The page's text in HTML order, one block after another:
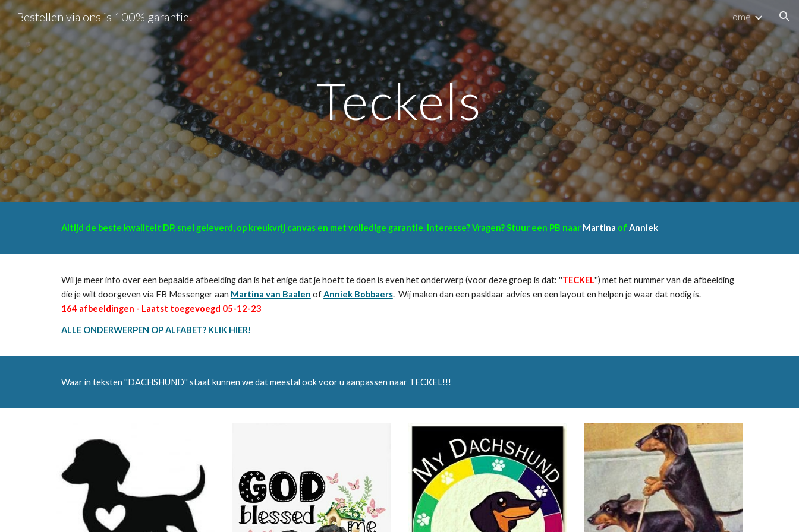
Skip to main content Skip to navigation
Bestellen via ons is 100% garantie! Home
Teckels
Altijd de beste kwaliteit DP, snel geleverd, op kreukvrij canvas en met volledige garantie. Interesse? Vragen? Stuur een PB naar Martina of Anniek
Wil je meer info over een bepaalde afbeelding dan is het enige dat je hoeft te doen is even het onderwerp (voor deze groep is dat: ''TECKEL'') met het nummer van de afbeelding
die je wilt doorgeven via FB Messenger aan Martina van Baalen ofAnniek Bobbaers. Wij maken dan een pasklaar advies en een layout en helpen je waar dat nodig is.
164 afbeeldingen - Laatst toegevoegd 05-12-23
ALLE ONDERWERPEN OP ALFABET? KLIK HIER!
Waar in teksten ''DACHSHUND'' staat kunnen we dat meestal ook voor u aanpassen naar TECKEL!!!